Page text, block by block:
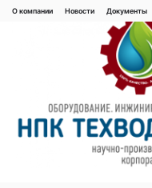
Перейти
О компании Новости Документы